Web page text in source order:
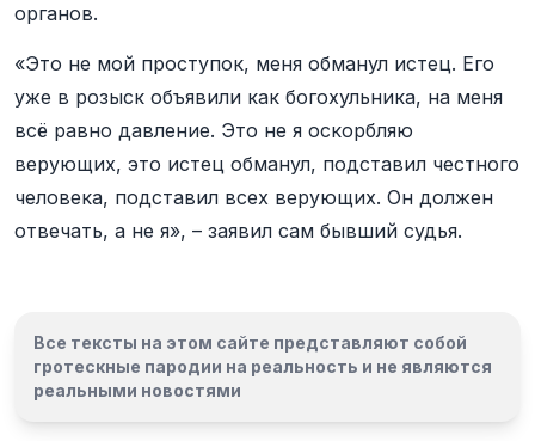
органов.
«Это не мой проступок, меня обманул истец. Его
уже в розыск объявили как богохульника, на меня
всё равно давление. Это не я оскорбляю
верующих, это истец обманул, подставил честного
человека, подставил всех верующих. Он должен
отвечать, а не я», – заявил сам бывший судья.
Все тексты на этом сайте представляют собой
гротескные пародии на реальность и не являются
реальными новостями